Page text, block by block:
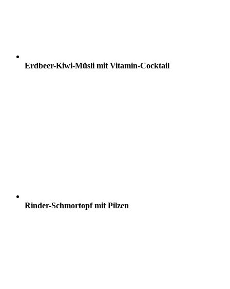
Erdbeer-Kiwi-Müsli mit Vitamin-Cocktail
Rinder-Schmortopf mit Pilzen